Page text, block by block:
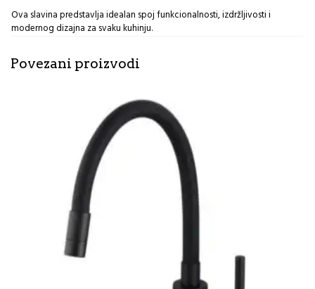
Ova slavina predstavlja idealan spoj funkcionalnosti, izdržljivosti i
modernog dizajna za svaku kuhinju.
Povezani proizvodi